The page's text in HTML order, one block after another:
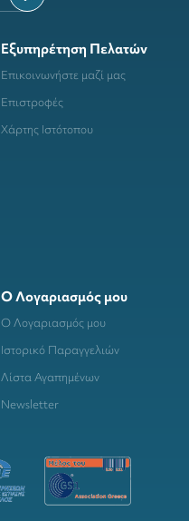
Εξυπηρέτηση Πελατών
Επικοινωνήστε μαζί μας
Επιστροφές
Χάρτης Ιστότοπου
Ο Λογαριασμός μου
Ο Λογαριασμός μου
Ιστορικό Παραγγελιών
Λίστα Αγαπημένων
Newsletter